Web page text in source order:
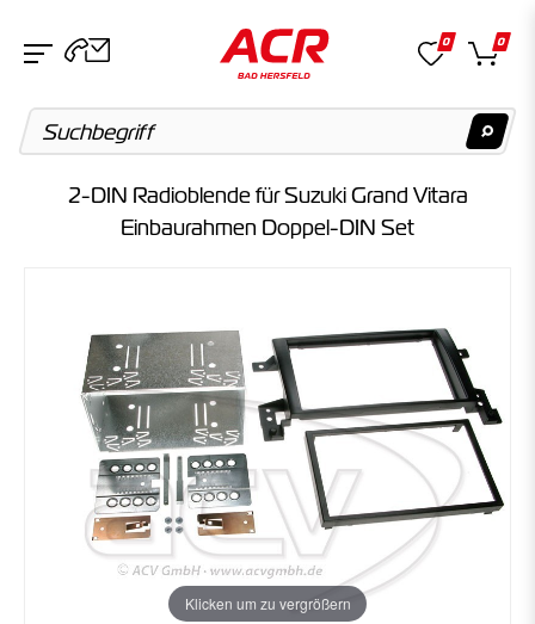
Artikel
Keine Suchergebnisse gefunden.
Kategorien
Keine Suchergebnisse gefunden.
0 0
2-DIN Radioblende für Suzuki Grand Vitara
Einbaurahmen Doppel-DIN Set
Klicken um zu vergrößern